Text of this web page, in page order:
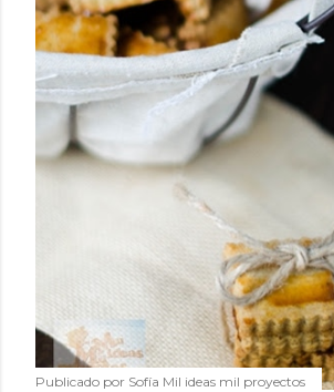
Publicado por Sofía Mil ideas mil proyectos